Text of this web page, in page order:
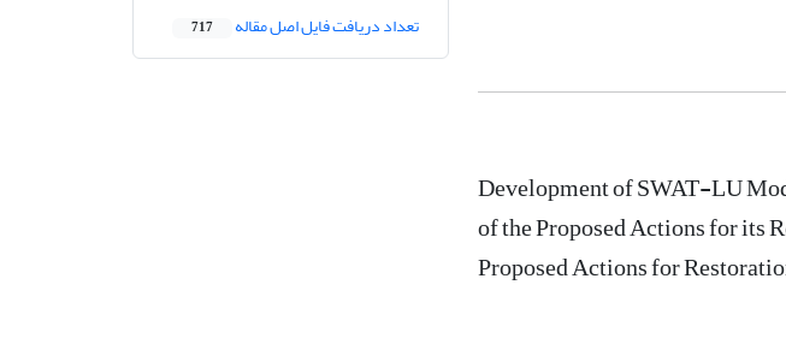
Development of SWAT-LU
of the Proposed Actions for its
Proposed Actions for
تعداد دریافت فایل اصل مقاله 717